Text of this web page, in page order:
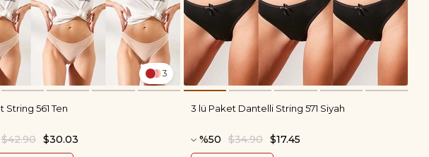
3
String 561 Ten
$30.03
$42.90
3 lü Paket Dantelli String 571 Siyah
%50 $17.45
$34.90